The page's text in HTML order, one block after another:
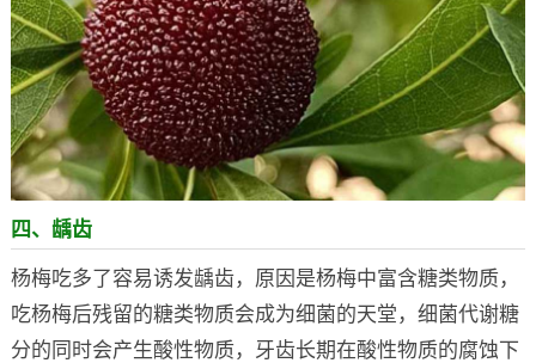
四、龋齿
杨梅吃多了容易诱发龋齿，原因是杨梅中富含糖类物质，
吃杨梅后残留的糖类物质会成为细菌的天堂，细菌代谢糖
分的同时会产生酸性物质，牙齿长期在酸性物质的腐蚀下